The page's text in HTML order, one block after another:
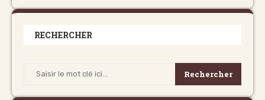
RECHERCHER
Rechercher